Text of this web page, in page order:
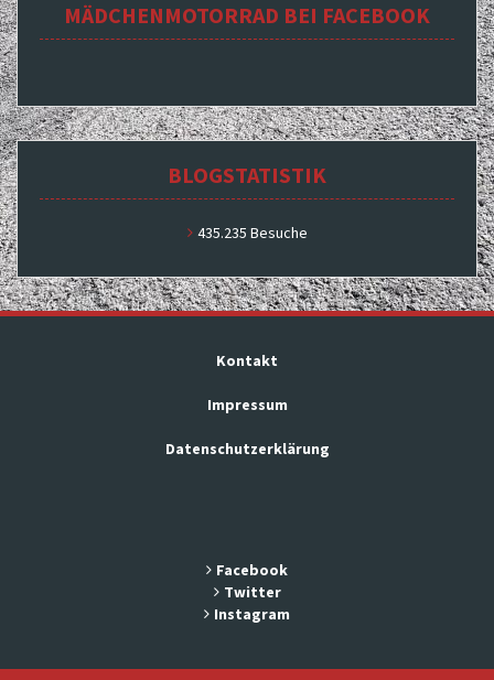
MÄDCHENMOTORRAD BEI FACEBOOK
BLOGSTATISTIK
435.235 Besuche
Kontakt
Impressum
Datenschutzerklärung
Facebook
Twitter
Instagram